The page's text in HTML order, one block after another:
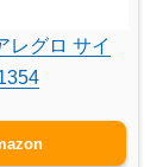
レグロ サイ